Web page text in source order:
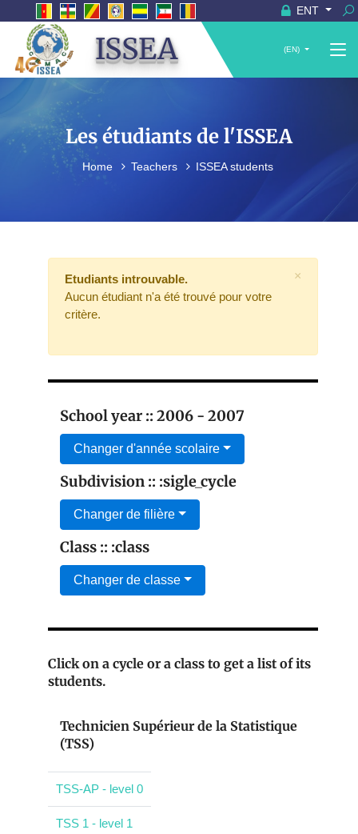
ENT
ISSEA (EN)
Les étudiants de l'ISSEA
Home Teachers ISSEA students
Etudiants introuvable.
Aucun étudiant n'a été trouvé pour votre
critère.
×
School year :: 2006 - 2007
Changer d'année scolaire
Subdivision :: :sigle_cycle
Changer de filière
Class :: :class
Changer de classe
Click on a cycle or a class to get a list of its
students.
Technicien Supérieur de la Statistique
(TSS)
TSS-AP - level 0
TSS 1 - level 1